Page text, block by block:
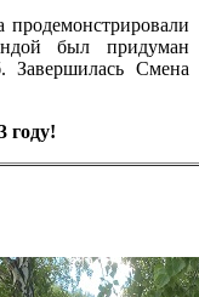
был придуман
Завершилась Смена
году!